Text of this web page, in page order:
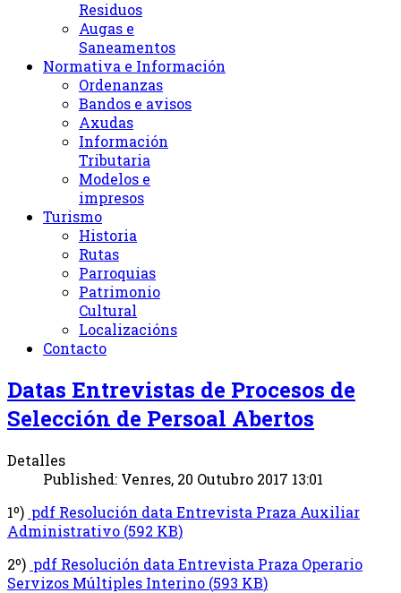
Residuos
Augas e
Saneamentos
Normativa e Información
Ordenanzas
Bandos e avisos
Axudas
Información
Tributaria
Modelos e
impresos
Turismo
Historia
Rutas
Parroquias
Patrimonio
Cultural
Localizacións
Contacto
Datas Entrevistas de Procesos de
Selección de Persoal Abertos
Detalles
Published: Venres, 20 Outubro 2017 13:01
1º) pdf Resolución data Entrevista Praza Auxiliar
Administrativo (592 KB)
2º) pdf Resolución data Entrevista Praza Operario
Servizos Múltiples Interino (593 KB)